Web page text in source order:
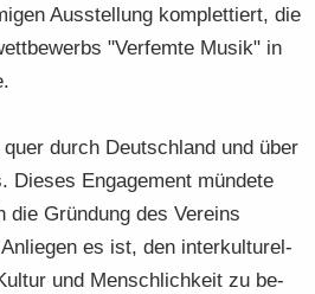
Aus­stel­lung kom­plet­tiert, die
"Ver­fem­te Musik" in
durch Deutsch­land und über
Die­ses En­ga­ge­ment mün­de­te
die Grün­dung des Ver­eins
es ist, den in­ter­kul­tu­rel­
und Mensch­lich­keit zu be­